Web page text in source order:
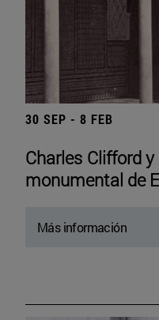
30 SEP - 8 FEB
Charles Clifford
monumental de
Más información